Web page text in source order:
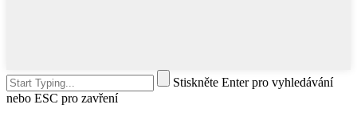
Stiskněte Enter pro vyhledávání
nebo ESC pro zavření